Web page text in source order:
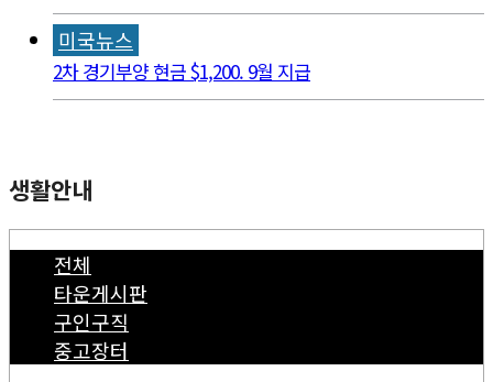
미국뉴스
2차 경기부양 현금 $1,200. 9월 지급
생활안내
전체
타운게시판
구인구직
중고장터